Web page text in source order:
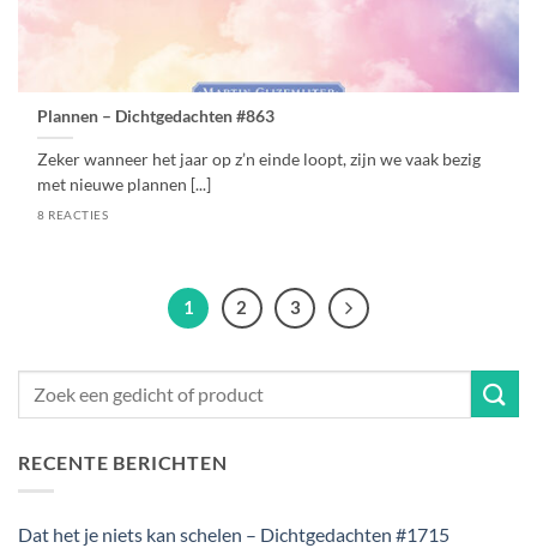
Plannen – Dichtgedachten #863
Zeker wanneer het jaar op z’n einde loopt, zijn we vaak bezig
met nieuwe plannen [...]
8 REACTIES
1 2 3
RECENTE BERICHTEN
Dat het je niets kan schelen – Dichtgedachten #1715